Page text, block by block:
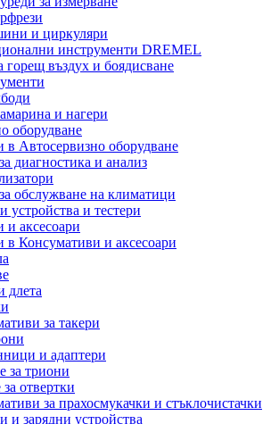
и циркуляри
инструменти DREMEL
горещ въздух и боядисване
и нагери
оборудване
в Автосервизно оборудване
диагностика и анализ
обслужване на климатици
устройства и тестери
и аксесоари
в Консумативи и аксесоари
длета
за такери
и адаптери
за триони
отвертки
за прахосмукачки и стъклочистачки
и зарядни устройства